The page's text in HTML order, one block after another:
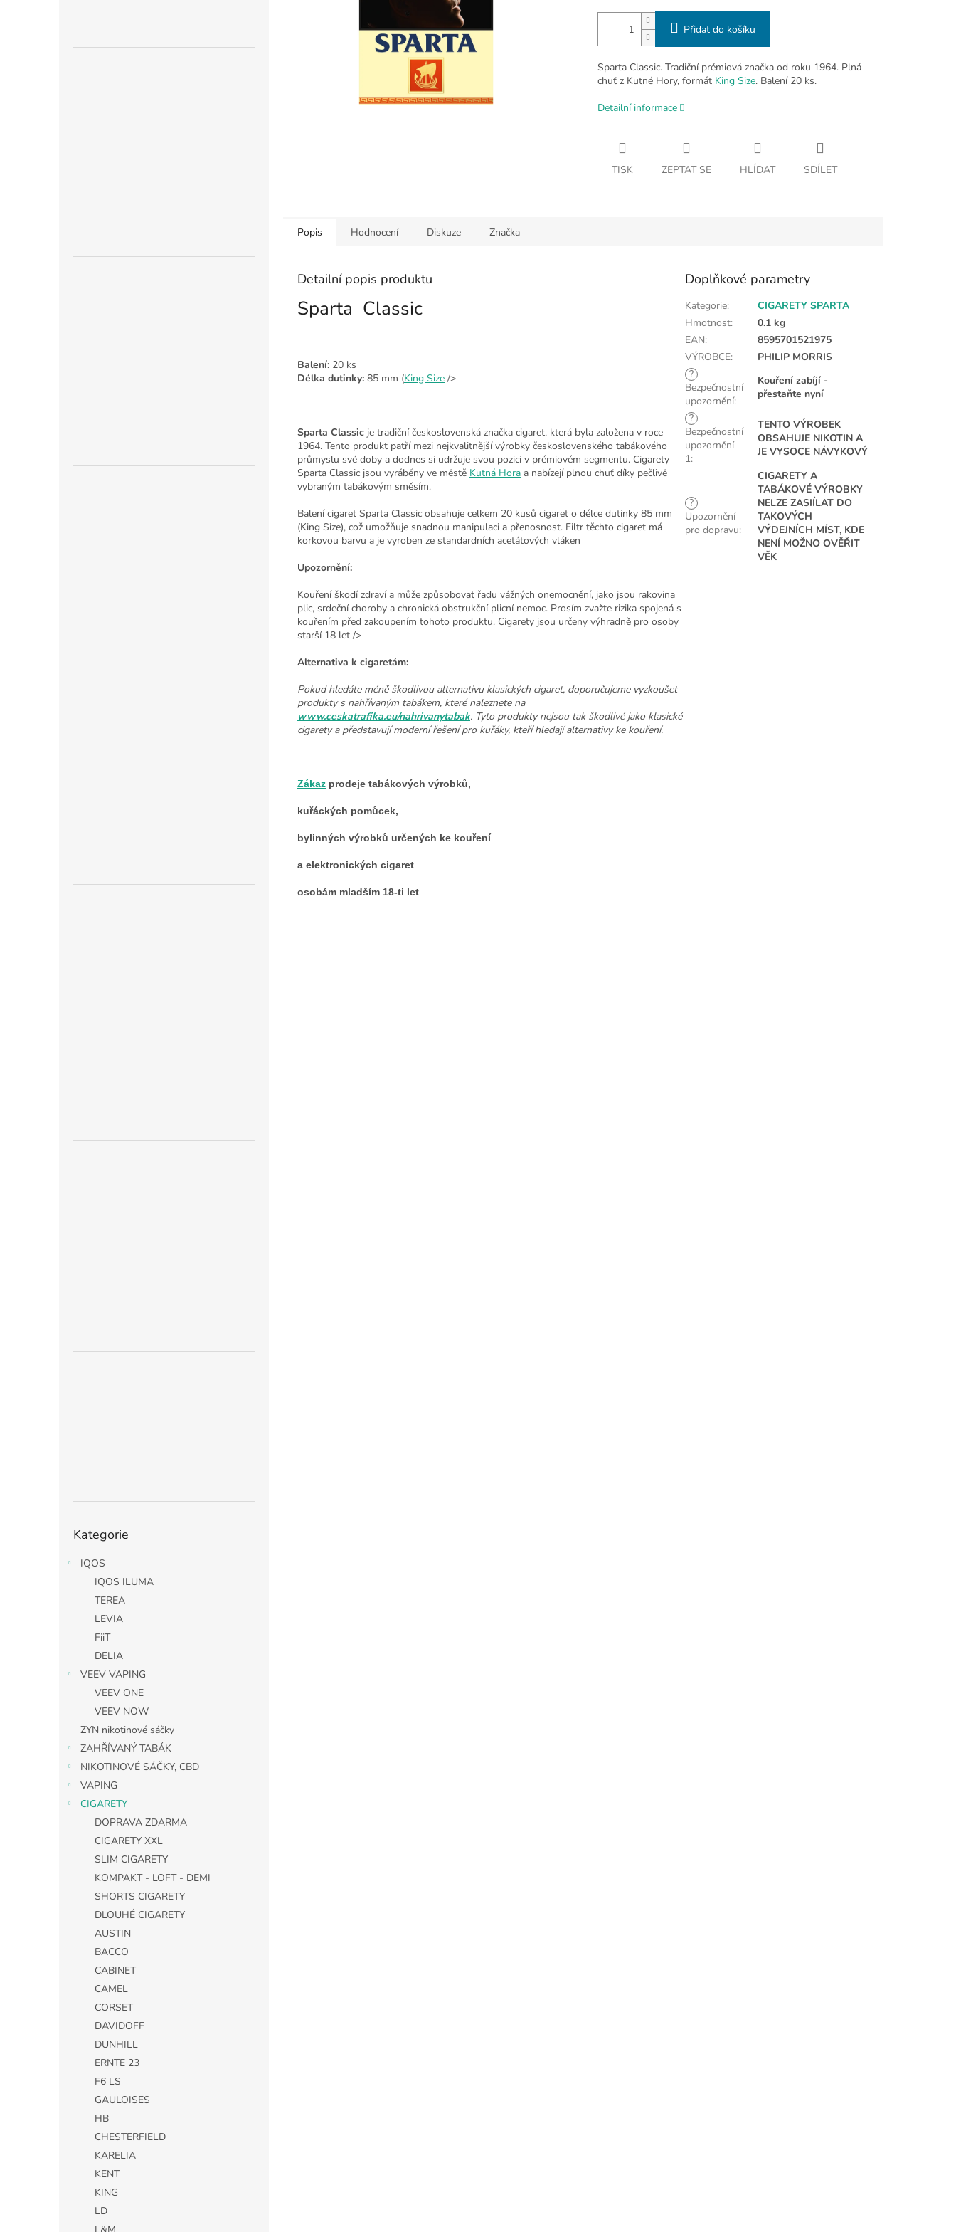
kategorie
Kategorie
IQOS
IQOS ILUMA
TEREA
LEVIA
FiiT
DELIA
VEEV VAPING
VEEV ONE
VEEV NOW
ZYN nikotinové sáčky
ZAHŘÍVANÝ TABÁK
NIKOTINOVÉ SÁČKY, CBD
VAPING
CIGARETY
DOPRAVA ZDARMA
CIGARETY XXL
SLIM CIGARETY
KOMPAKT - LOFT - DEMI
SHORTS CIGARETY
DLOUHÉ CIGARETY
AUSTIN
BACCO
CABINET
CAMEL
CORSET
DAVIDOFF
DUNHILL
ERNTE 23
F6 LS
GAULOISES
HB
CHESTERFIELD
KARELIA
KENT
KING
LD
L&M
Přidat do košíku
Sparta Classic. Tradiční prémiová značka od roku 1964. Plná
chuť z Kutné Hory, formát King Size. Balení 20 ks.
Detailní informace
TISK ZEPTAT SE HLÍDAT SDÍLET
Popis Hodnocení Diskuze Značka
Detailní popis produktu
Sparta Classic
Balení: 20 ks
Délka dutinky: 85 mm (King Size />
Sparta Classic je tradiční československá značka cigaret, která byla založena v roce
1964. Tento produkt patří mezi nejkvalitnější výrobky československého tabákového
průmyslu své doby a dodnes si udržuje svou pozici v prémiovém segmentu. Cigarety
Sparta Classic jsou vyráběny ve městě Kutná Hora a nabízejí plnou chuť díky pečlivě
vybraným tabákovým směsím.
Balení cigaret Sparta Classic obsahuje celkem 20 kusů cigaret o délce dutinky 85 mm
(King Size), což umožňuje snadnou manipulaci a přenosnost. Filtr těchto cigaret má
korkovou barvu a je vyroben ze standardních acetátových vláken
Upozornění:
Kouření škodí zdraví a může způsobovat řadu vážných onemocnění, jako jsou rakovina
plic, srdeční choroby a chronická obstrukční plicní nemoc. Prosím zvažte rizika spojená s
kouřením před zakoupením tohoto produktu. Cigarety jsou určeny výhradně pro osoby
starší 18 let />
Alternativa k cigaretám:
Pokud hledáte méně škodlivou alternativu klasických cigaret, doporučujeme vyzkoušet
produkty s nahřívaným tabákem, které naleznete na
www.ceskatrafika.eu/nahrivanytabak. Tyto produkty nejsou tak škodlivé jako klasické
cigarety a představují moderní řešení pro kuřáky, kteří hledají alternativy ke kouření.
Zákaz prodeje tabákových výrobků,
kuřáckých pomůcek,
bylinných výrobků určených ke kouření
a elektronických cigaret
osobám mladším 18-ti let
Doplňkové parametry
Kategorie:
CIGARETY SPARTA
Hmotnost:
0.1 kg
EAN:
8595701521975
VÝROBCE:
PHILIP MORRIS
?
Bezpečnostní
upozornění:
Kouření zabíjí -
přestaňte nyní
?
Bezpečnostní
upozornění
1:
TENTO VÝROBEK
OBSAHUJE NIKOTIN A
JE VYSOCE NÁVYKOVÝ
?
Upozornění
pro dopravu:
CIGARETY A
TABÁKOVÉ VÝROBKY
NELZE ZASIÍLAT DO
TAKOVÝCH
VÝDEJNÍCH MÍST, KDE
NENÍ MOŽNO OVĚŘIT
VĚK